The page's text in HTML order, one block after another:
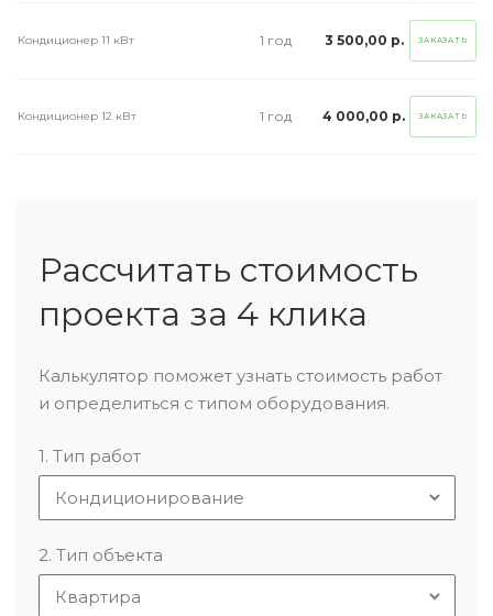
Кондиционер 11 кВт 1 год 3 500,00 р. ЗАКАЗАТЬ
Кондиционер 12 кВт 1 год 4 000,00 р. ЗАКАЗАТЬ
Рассчитать стоимость
проекта за 4 клика
Калькулятор поможет узнать стоимость работ
и определиться с типом оборудования.
1. Тип работ
2. Тип объекта